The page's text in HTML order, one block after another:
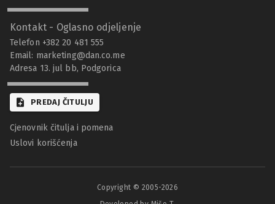
Kontakt - Oglasno odjeljenje
Telefon +382 20 481 555
Email: marketing@dan.co.me
Adresa 13. jul bb, Podgorica
PREDAJ ČITULJU
Cjenovnik čitulja i pomena
Uslovi korišćenja
Copyright © 2005-2026